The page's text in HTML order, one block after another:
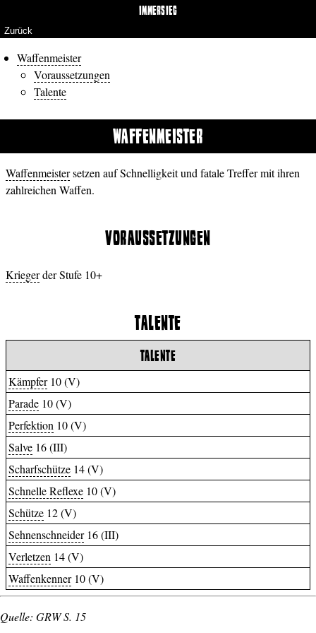
IMMERSIEG
Zurück
Waffenmeister
Voraussetzungen
Talente
WAFFENMEISTER
Waffenmeistersetzen auf Schnelligkeit und fatale Treffer mit ihren
zahlreichen Waffen.
VORAUSSETZUNGEN
Kriegerder Stufe 10+
TALENTE
TALENTE
Kämpfer10 (V)
Parade 10 (V)
Perfektion 10 (V)
Salve 16 (III)
Scharfschütze 14 (V)
Schnelle Reflexe 10 (V)
Schütze 12 (V)
Sehnenschneider16 (III)
Verletzen 14 (V)
Waffenkenner10 (V)
Quelle: GRW S. 15